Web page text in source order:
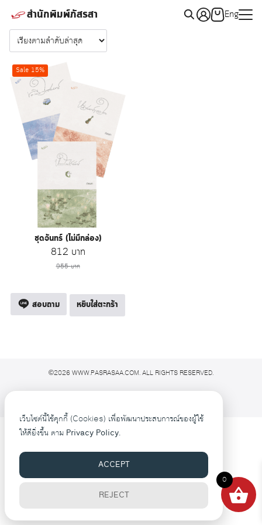
content
สำนักพิมพ์ภัสรสา
Eng
Search
for:
Sale 15%
ชุดจันทร์ (ไม่มีกล่อง)
955บาท
Original
price
955 บาท.
812 บาทCurrent
812 บาท.
สอบถาม หยิบใส่ตะกร้า
©2026 WWW.PASRASAA.COM. ALL RIGHTS RESERVED.
0
เว็บไซต์นี้ใช้คุกกี้ (Cookies) เพื่อพัฒนาประสบการณ์ของผู้ใช้
ให้ดียิ่งขึ้น ตาม Privacy Policy.
ACCEPT
REJECT